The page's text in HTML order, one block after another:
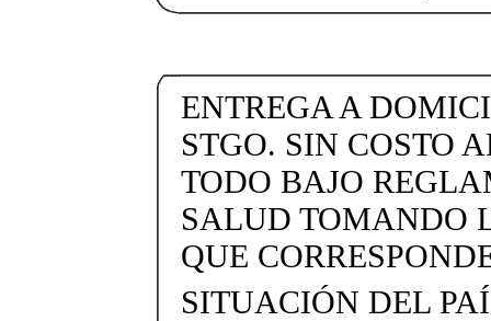
ENTREGA A
STGO. SIN COSTO
TODO BAJO
SALUD TOMANDO
QUE
SITUACIÓN DEL